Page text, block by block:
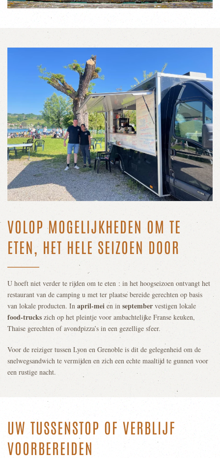
VOLOP MOGELIJKHEDEN OM TE
ETEN, HET HELE SEIZOEN DOOR
U hoeft niet verder te rijden om te eten : in het hoogseizoen ontvangt het
restaurant van de camping u met ter plaatse bereide gerechten op basis
van lokale producten. In april-mei en in september vestigen lokale
food-trucks zich op het pleintje voor ambachtelijke Franse keuken,
Thaise gerechten of avondpizza’s in een gezellige sfeer.
Voor de reiziger tussen Lyon en Grenoble is dit de gelegenheid om de
snelwegsandwich te vermijden en zich een echte maaltijd te gunnen voor
een rustige nacht.
UW TUSSENSTOP OF VERBLIJF
VOORBEREIDEN